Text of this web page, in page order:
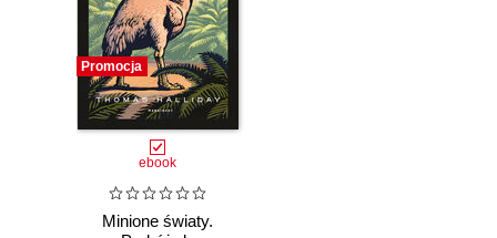
Promocja
ebook
Minione światy.